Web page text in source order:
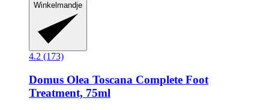
Winkelmandje
4.2 (173)
Domus Olea Toscana Complete Foot
Treatment, 75ml